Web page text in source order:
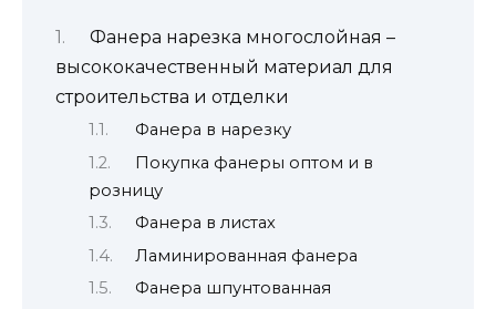
Фанера нарезка многослойная –
высококачественный материал для
строительства и отделки
Фанера в нарезку
Покупка фанеры оптом и в
розницу
Фанера в листах
Ламинированная фанера
Фанера шпунтованная